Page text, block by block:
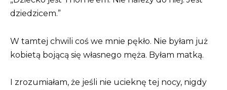
dziedzicem.”
W tamtej chwili coś we mnie pękło. Nie byłam już
kobietą bojącą się własnego męża. Byłam matką.
I zrozumiałam, że jeśli nie ucieknę tej nocy, nigdy